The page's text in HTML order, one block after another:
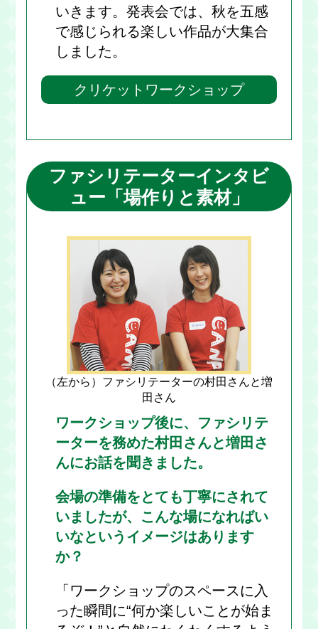
いきます。発表会では、秋を五感
で感じられる楽しい作品が大集合
しました。
クリケットワークショップ
ファシリテーターインタビ
ュー「場作りと素材」
（左から）ファシリテーターの村田さんと増
田さん
ワークショップ後に、ファシリテ
ーターを務めた村田さんと増田さ
んにお話を聞きました。
会場の準備をとても丁寧にされて
いましたが、こんな場になればい
いなというイメージはあります
か？
「ワークショップのスペースに入
った瞬間に“何か楽しいことが始ま